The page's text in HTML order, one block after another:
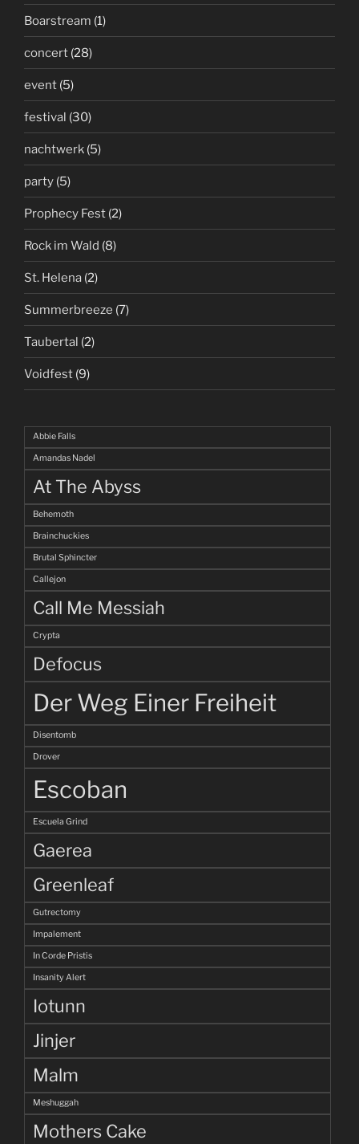
Boarstream (1)
concert (28)
event (5)
festival (30)
nachtwerk (5)
party (5)
Prophecy Fest (2)
Rock im Wald (8)
St. Helena (2)
Summerbreeze (7)
Taubertal (2)
Voidfest (9)
Abbie Falls
Amandas Nadel
At The Abyss
Behemoth
Brainchuckies
Brutal Sphincter
Callejon
Call Me Messiah
Crypta
Defocus
Der Weg Einer Freiheit
Disentomb
Drover
Escoban
Escuela Grind
Gaerea
Greenleaf
Gutrectomy
Impalement
In Corde Pristis
Insanity Alert
Iotunn
Jinjer
Malm
Meshuggah
Mothers Cake